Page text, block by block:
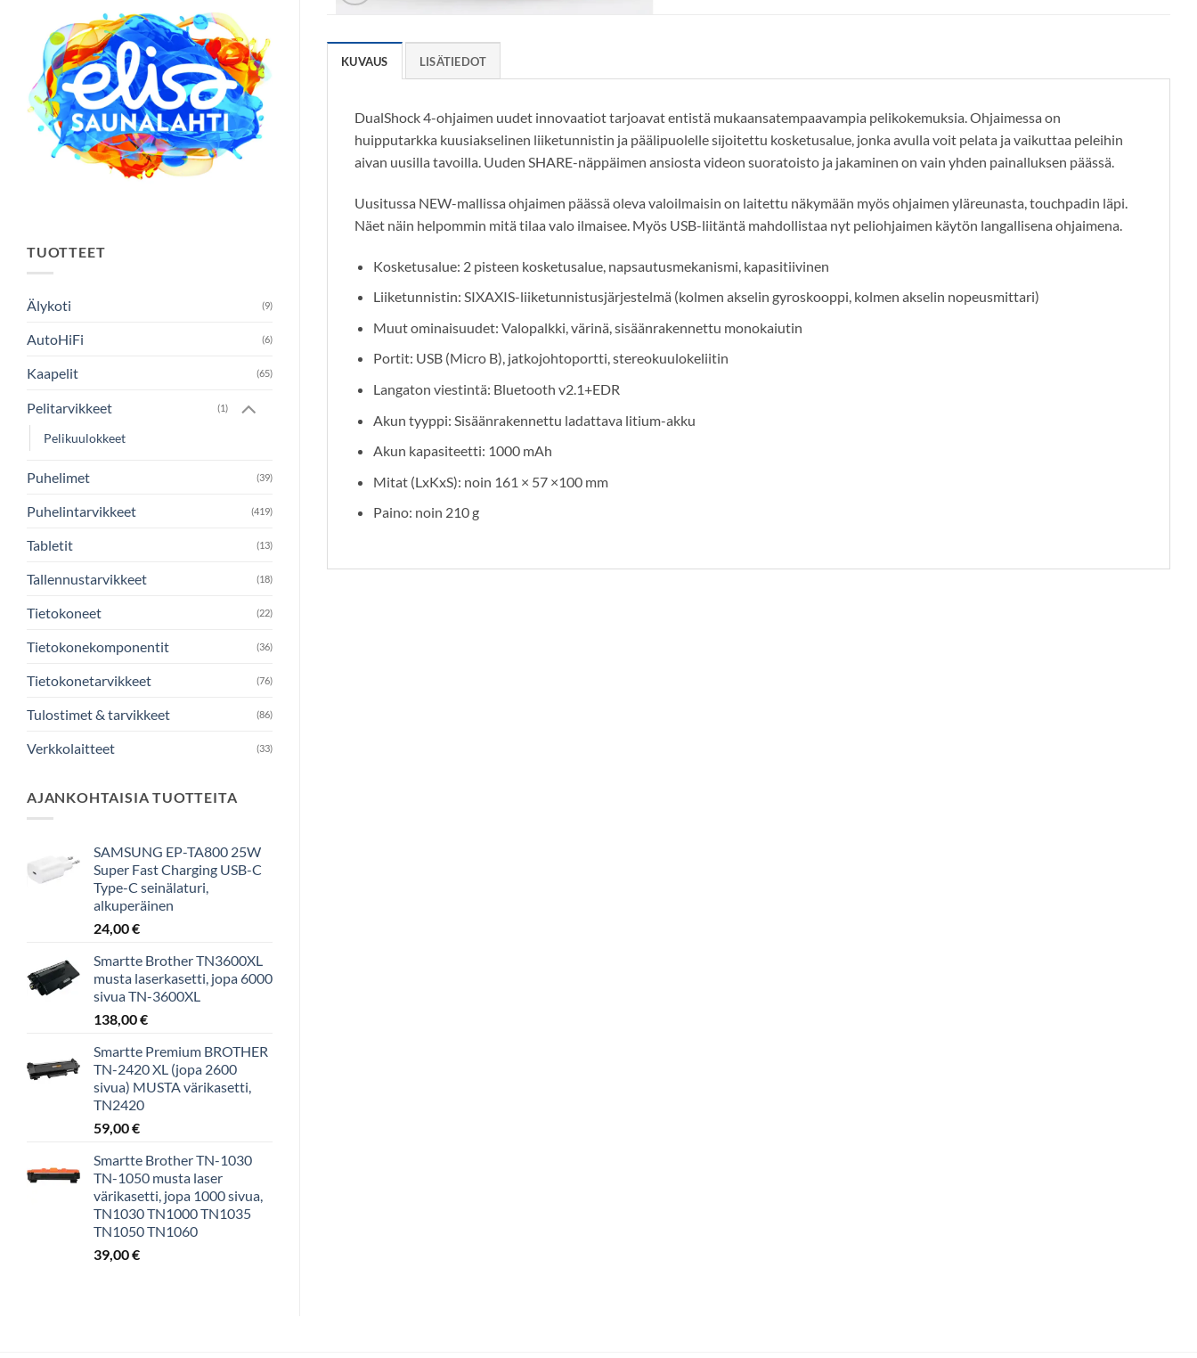
TUOTTEET
Älykoti (9)
AutoHiFi (6)
Kaapelit (65)
Pelitarvikkeet (1)
Pelikuulokkeet
Puhelimet (39)
Puhelintarvikkeet (419)
Tabletit (13)
Tallennustarvikkeet (18)
Tietokoneet (22)
Tietokonekomponentit (36)
Tietokonetarvikkeet (76)
Tulostimet & tarvikkeet (86)
Verkkolaitteet (33)
AJANKOHTAISIA TUOTTEITA
SAMSUNG EP-TA800 25W
Super Fast Charging USB-C
Type-C seinälaturi,
alkuperäinen
24,00€
Smartte Brother TN3600XL
musta laserkasetti, jopa 6000
sivua TN-3600XL
138,00€
Smartte Premium BROTHER
TN-2420 XL (jopa 2600
sivua) MUSTA värikasetti,
TN2420
59,00€
Smartte Brother TN-1030
TN-1050 musta laser
värikasetti, jopa 1000 sivua,
TN1030 TN1000 TN1035
TN1050 TN1060
39,00€
KUVAUS LISÄTIEDOT
DualShock 4-ohjaimen uudet innovaatiot tarjoavat entistä mukaansatempaavampia pelikokemuksia. Ohjaimessa on
huipputarkka kuusiakselinen liiketunnistin ja päälipuolelle sijoitettu kosketusalue, jonka avulla voit pelata ja vaikuttaa peleihin
aivan uusilla tavoilla. Uuden SHARE-näppäimen ansiosta videon suoratoisto ja jakaminen on vain yhden painalluksen päässä.
Uusitussa NEW-mallissa ohjaimen päässä oleva valoilmaisin on laitettu näkymään myös ohjaimen yläreunasta, touchpadin läpi.
Näet näin helpommin mitä tilaa valo ilmaisee. Myös USB-liitäntä mahdollistaa nyt peliohjaimen käytön langallisena ohjaimena.
Kosketusalue: 2 pisteen kosketusalue, napsautusmekanismi, kapasitiivinen
Liiketunnistin: SIXAXIS-liiketunnistusjärjestelmä (kolmen akselin gyroskooppi, kolmen akselin nopeusmittari)
Muut ominaisuudet: Valopalkki, värinä, sisäänrakennettu monokaiutin
Portit: USB (Micro B), jatkojohtoportti, stereokuulokeliitin
Langaton viestintä: Bluetooth v2.1+EDR
Akun tyyppi: Sisäänrakennettu ladattava litium-akku
Akun kapasiteetti: 1000 mAh
Mitat (LxKxS): noin 161 × 57 ×100 mm
Paino: noin 210 g